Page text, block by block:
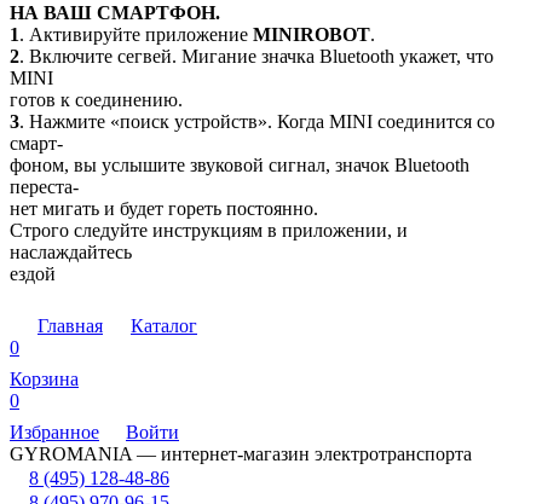
НА ВАШ СМАРТФОН.
1. Активируйте приложение MINIROBOT.
2. Включите сегвей. Мигание значка Bluetooth укажет, что
MINI
готов к соединению.
3. Нажмите «поиск устройств». Когда MINI соединится со
смарт-
фоном, вы услышите звуковой сигнал, значок Bluetooth
переста-
нет мигать и будет гореть постоянно.
Строго следуйте инструкциям в приложении, и
наслаждайтесь
ездой
Главная
Каталог
0
Корзина
0
Избранное
Войти
GYROMANIA — интернет-магазин электротранспорта
8 (495) 128-48-86